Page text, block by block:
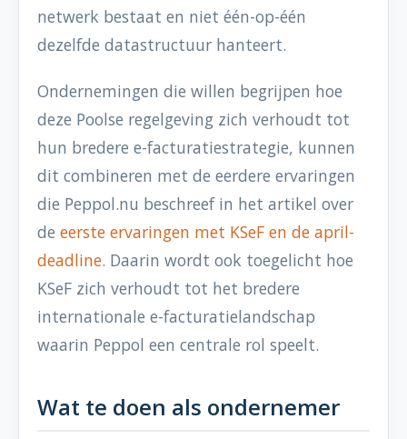
netwerk bestaat en niet één-op-één
dezelfde datastructuur hanteert.
Ondernemingen die willen begrijpen hoe
deze Poolse regelgeving zich verhoudt tot
hun bredere e-facturatiestrategie, kunnen
dit combineren met de eerdere ervaringen
die Peppol.nu beschreef in het artikel over
de eerste ervaringen met KSeF en de april-
deadline. Daarin wordt ook toegelicht hoe
KSeF zich verhoudt tot het bredere
internationale e-facturatielandschap
waarin Peppol een centrale rol speelt.
Wat te doen als ondernemer